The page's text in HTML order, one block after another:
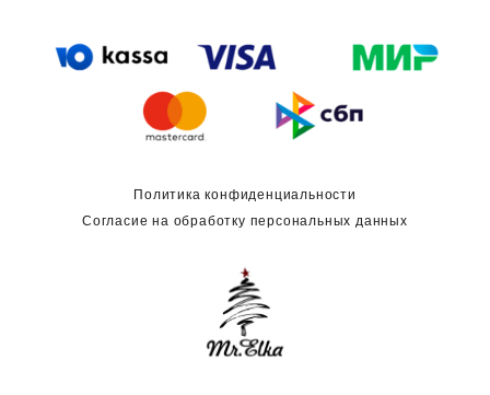
Политика конфиденциальности
Согласие на обработку персональных данных